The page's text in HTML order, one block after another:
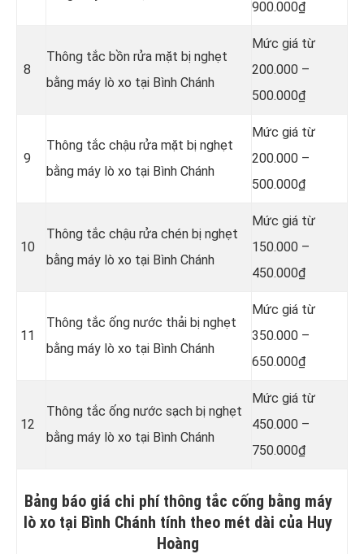
900.000₫
8
Thông tắc bồn rửa mặt bị nghẹt
bằng máy lò xo tại Bình Chánh
Mức giá từ
200.000 –
500.000₫
9
Thông tắc chậu rửa mặt bị nghẹt
bằng máy lò xo tại Bình Chánh
Mức giá từ
200.000 –
500.000₫
10
Thông tắc chậu rửa chén bị nghẹt
bằng máy lò xo tại Bình Chánh
Mức giá từ
150.000 –
450.000₫
11
Thông tắc ống nước thải bị nghẹt
bằng máy lò xo tại Bình Chánh
Mức giá từ
350.000 –
650.000₫
12
Thông tắc ống nước sạch bị nghẹt
bằng máy lò xo tại Bình Chánh
Mức giá từ
450.000 –
750.000₫
Bảng báo giá chi phí thông tắc cống bằng máy
lò xo tại Bình Chánh tính theo mét dài của Huy
Hoàng